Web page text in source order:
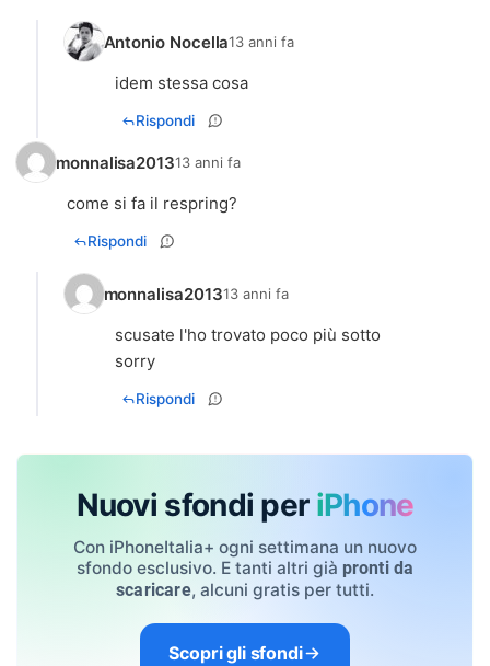
Antonio Nocella13 anni fa
idem stessa cosa
Rispondi
monnalisa201313 anni fa
come si fa il respring?
Rispondi
monnalisa201313 anni fa
scusate l'ho trovato poco più sotto
sorry
Rispondi
Nuovi sfondi per iPhone
Con iPhoneItalia+ ogni settimana un nuovo
sfondo esclusivo. E tanti altri già pronti da
scaricare, alcuni gratis per tutti.
Scopri gli sfondi